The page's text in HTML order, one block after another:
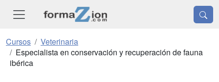
Cursos
Veterinaria
Especialista en conservación y recuperación de fauna
ibérica